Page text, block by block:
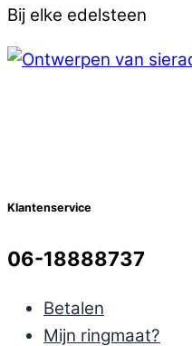
Bij elke edelsteen
Klantenservice
06-18888737
Betalen
Mijn ringmaat?